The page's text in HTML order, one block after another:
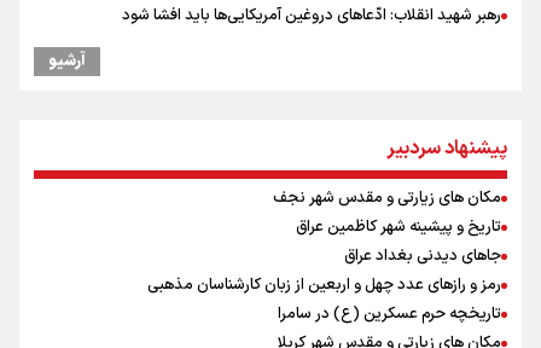
رهبر شهید انقلاب: ادّعاهای دروغین آمریکایی‌ها باید افشا شود
یحیی سریع: در عملیاتی گسترده تجمعات نظامی وابسته به عربستان را
ثبت شد / برپایی هزار موکب در خوزستان و ۱۰۰ موکب در مسیر نجف تا
کربلا
امیررضا غلامی، ملی پوش تکواندو : تمرکزم روی مسابقات پاکستان است نه
بازی های آسیایی
جابجایی مرکز ثقل اقتصاد جهان انجام شد/ فرصت طلایی برای اقتصاد
ایران +نمودار
رادین زینالی، ملی پوش تکواندو : قدم به قدم تلاش می کنم تا به طلای
آرشیو
پیشنهاد سردبیر
مکان های زیارتی و مقدس شهر نجف
تاریخ و پیشینه شهر کاظمین عراق
جاهای دیدنی بغداد عراق
رمز و رازهای عدد چهل و اربعین از زبان کارشناسان مذهبی
تاریخچه حرم عسکرین (ع) در سامرا
مکان های زیارتی و مقدس شهر کربلا